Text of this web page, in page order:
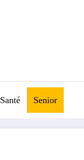
Santé Senior